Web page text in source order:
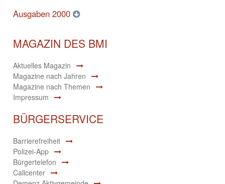
Ausgaben 2000
MAGAZIN DES BMI
Aktuelles Magazin
Magazine nach Jahren
Magazine nach Themen
Impressum
BÜRGERSERVICE
Barrierefreiheit
Polizei-App
Bürgertelefon
Callcenter